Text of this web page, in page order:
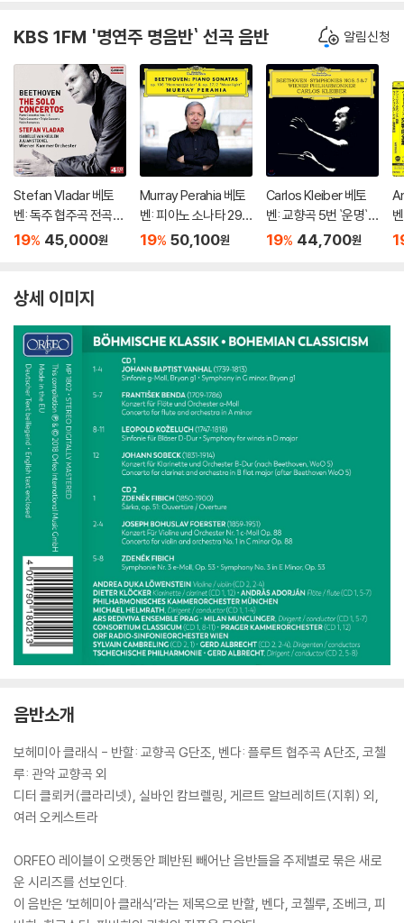
KBS 1FM '명연주 명음반` 선곡 음반 알림신청
Stefan Vladar 베토
벤: 독주 협주곡 전곡집
(Beethoven:The So
스트라
19% 45,000원
Murray Perahia 베토
벤: 피아노 소나타 29
번 '함머클라비어', 14
t')
19% 50,100원
Carlos Kleiber 베토
벤: 교향곡 5번 `운명`,
7번 - 카를로스 클라이
19% 44,700원
상세 이미지
음반소개
보헤미아 클래식 - 반할: 교향곡 G단조, 벤다: 플루트 협주곡 A단조, 코첼
루: 관악 교향곡 외
디터 클뢰커(클라리넷), 실바인 캄브렐링, 게르트 알브레히트(지휘) 외,
여러 오케스트라
ORFEO 레이블이 오랫동안 폐반된 빼어난 음반들을 주제별로 묶은 새로
운 시리즈를 선보인다.
이 음반은 ‘보헤미아 클래식’라는 제목으로 반할, 벤다, 코첼루, 조베크, 피